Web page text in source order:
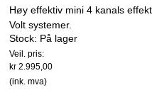
Høy effektiv mini 4 kanals
Volt systemer.
Stock: På lager
Veil. pris:
kr 2.995,00
(ink. mva)